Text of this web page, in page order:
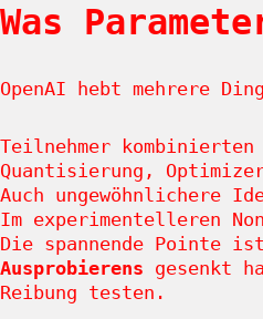
Was
OpenAI hebt mehrere
Teilnehmer
Quantisierung,
Auch ungewöhnlichere
Im experimentelleren
Die spannende Pointe
Ausprobierens gesenkt
Reibung testen.